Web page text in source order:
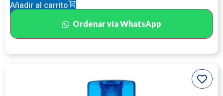
Añadir al carrito
Ordenar vía WhatsApp